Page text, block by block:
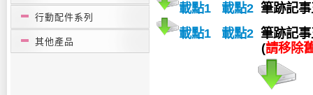
行動配件系列
其他產品
載點1 載點2 筆跡記
載點1
載點2 筆跡記
(請移除